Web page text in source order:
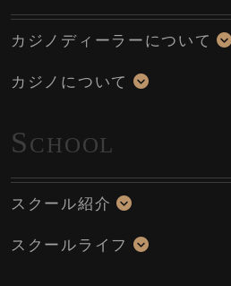
カジノディーラーについて
カジノについて
SCHOOL
スクール紹介
スクールライフ